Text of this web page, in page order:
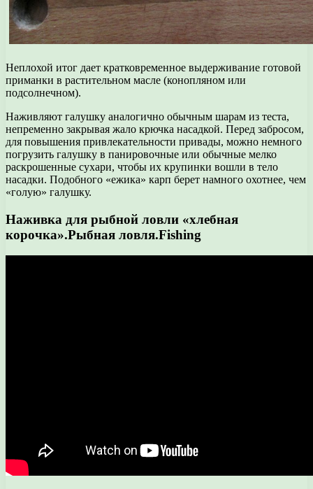
Неплохой итог дает кратковременное выдерживание готовой
приманки в растительном масле (конопляном или
подсолнечном).
Наживляют галушку аналогично обычным шарам из теста,
непременно закрывая жало крючка насадкой. Перед забросом,
для повышения привлекательности привады, можно немного
погрузить галушку в панировочные или обычные мелко
раскрошенные сухари, чтобы их крупинки вошли в тело
насадки. Подобного «ежика» карп берет намного охотнее, чем
«голую» галушку.
Наживка для рыбной ловли «хлебная
корочка».Рыбная ловля.Fishing